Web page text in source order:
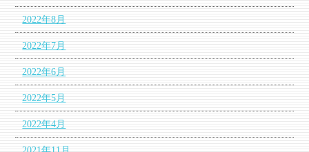
2022年8月
2022年7月
2022年6月
2022年5月
2022年4月